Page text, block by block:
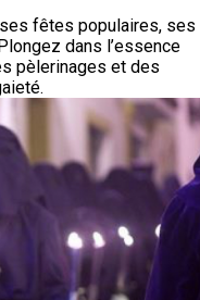
fêtes populaires, ses
dans l’essence
pèlerinages et des